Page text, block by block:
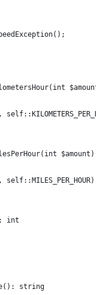
$amount):
self::MILES_PER_HOUR);
int
string